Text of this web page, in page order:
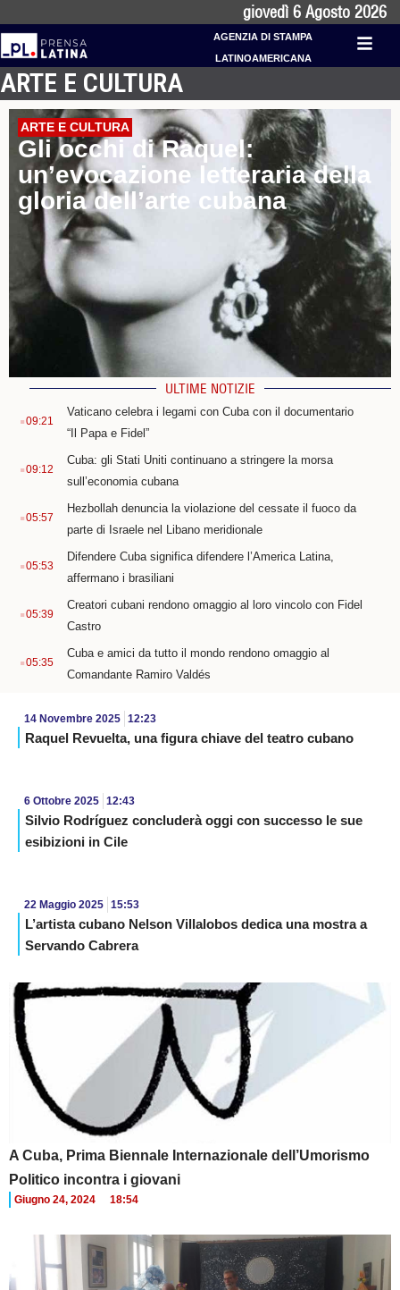
giovedì 6 Agosto 2026
AGENZIA DI STAMPA
LATINOAMERICANA
ARTE E CULTURA
ARTE E CULTURA
Gli occhi di Raquel:
un’evocazione letteraria della
gloria dell’arte cubana
ULTIME NOTIZIE
.09:21
Vaticano celebra i legami con Cuba con il documentario
“Il Papa e Fidel”
.09:12
Cuba: gli Stati Uniti continuano a stringere la morsa
sull’economia cubana
.05:57
Hezbollah denuncia la violazione del cessate il fuoco da
parte di Israele nel Libano meridionale
.05:53
Difendere Cuba significa difendere l’America Latina,
affermano i brasiliani
.05:39
Creatori cubani rendono omaggio al loro vincolo con Fidel
Castro
.05:35
Cuba e amici da tutto il mondo rendono omaggio al
Comandante Ramiro Valdés
14 Novembre 2025 12:23
Raquel Revuelta, una figura chiave del teatro cubano
6 Ottobre 2025 12:43
Silvio Rodríguez concluderà oggi con successo le sue
esibizioni in Cile
22 Maggio 2025 15:53
L’artista cubano Nelson Villalobos dedica una mostra a
Servando Cabrera
A Cuba, Prima Biennale Internazionale dell’Umorismo
Politico incontra i giovani
Giugno 24, 2024 18:54